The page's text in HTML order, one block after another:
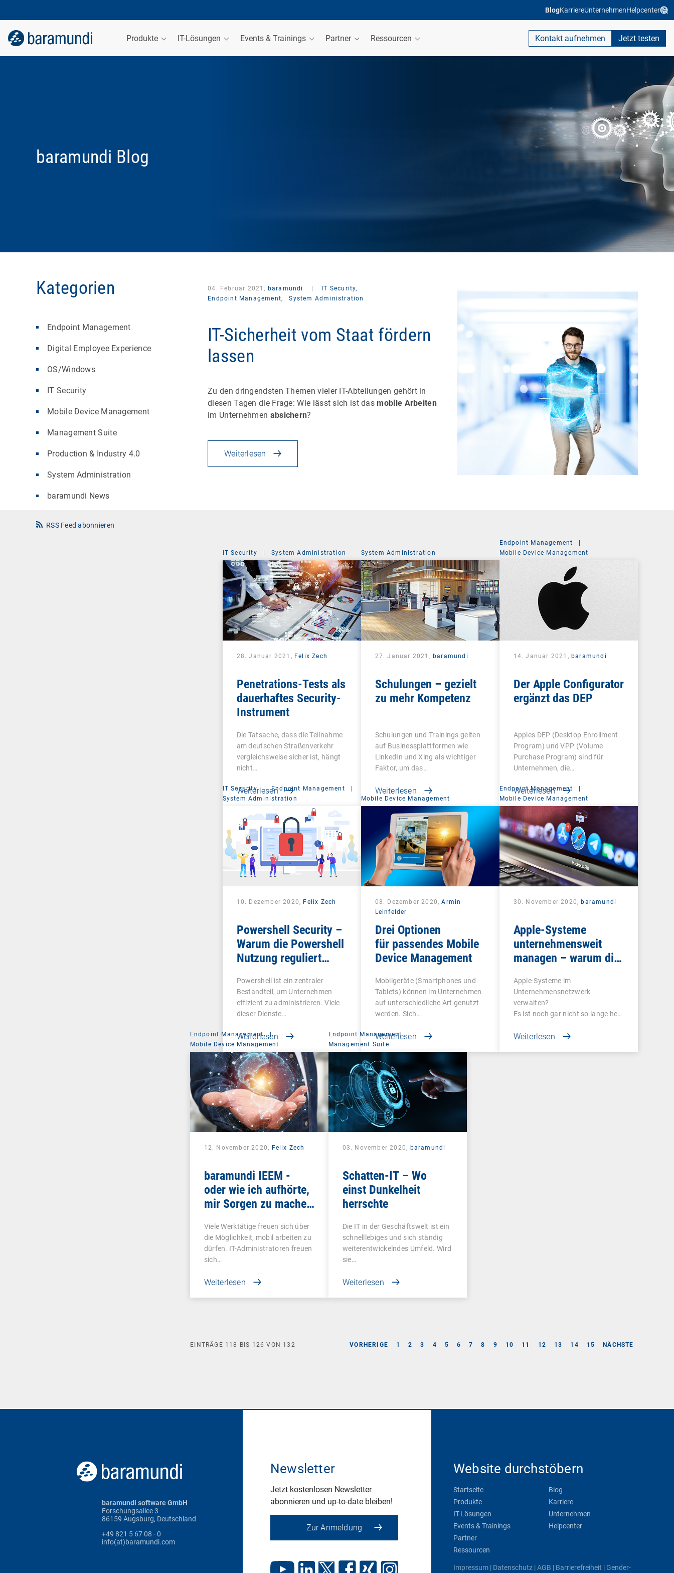
BlogKarriereUnternehmenHelpcenter
Produkte IT-Lösungen Events & Trainings Partner Ressourcen Kontakt aufnehmen Jetzt testen
baramundi Blog
Kategorien
Endpoint Management
Digital Employee Experience
OS/Windows
IT Security
Mobile Device Management
Management Suite
Production & Industry 4.0
System Administration
baramundi News
RSS Feed abonnieren
04. Februar 2021, baramundi
IT Security,
Endpoint Management,
System Administration
IT-Sicherheit vom Staat fördern
lassen
Zu den dringendsten Themen vieler IT-Abteilungen gehört in
diesen Tagen die Frage: Wie lässt sich ist das mobile Arbeiten
im Unternehmen absichern?
Weiterlesen
IT Security | System Administration
28. Januar 2021, Felix Zech
Penetrations-Tests als
dauerhaftes Security-
Instrument
Die Tatsache, dass die Teilnahme
am deutschen Straßenverkehr
vergleichsweise sicher ist, hängt
nicht…
Weiterlesen
System Administration
27. Januar 2021, baramundi
Schulungen – gezielt
zu mehr Kompetenz
Schulungen und Trainings gelten
auf Businessplattformen wie
LinkedIn und Xing als wichtiger
Faktor, um das…
Weiterlesen
Endpoint Management
|
Mobile Device Management
14. Januar 2021, baramundi
Der Apple Configurator
ergänzt das DEP
Apples DEP (Desktop Enrollment
Program) und VPP (Volume
Purchase Program) sind für
Unternehmen, die…
Weiterlesen
IT Security | Endpoint Management
|
System Administration
10. Dezember 2020, Felix Zech
Powershell Security –
Warum die Powershell
Nutzung reguliert
Powershell ist ein zentraler
Bestandteil, um Unternehmen
effizient zu administrieren. Viele
dieser Dienste…
Weiterlesen
Mobile Device Management
08. Dezember 2020,Armin
Leinfelder
Drei Optionen
für passendes Mobile
Device Management
Mobilgeräte (Smartphones und
Tablets) können im Unternehmen
auf unterschiedliche Art genutzt
werden. Sich…
Weiterlesen
Endpoint Management
|
Mobile Device Management
30. November 2020,baramundi
Apple-Systeme
unternehmensweit
managen – warum die
VPP sinnvoll ist
Apple-Systeme im
Unternehmensnetzwerk
verwalten?
Es ist noch gar nicht so lange her,
Weiterlesen
Endpoint Management
|
Mobile Device Management
12. November 2020, Felix Zech
baramundi IEEM -
oder wie ich aufhörte,
mir Sorgen zu machen
liebte
Viele Werktätige freuen sich über
die Möglichkeit, mobil arbeiten zu
dürfen. IT-Administratoren freuen
sich…
Weiterlesen
Endpoint Management
|
Management Suite
03. November 2020, baramundi
Schatten-IT – Wo
einst Dunkelheit
herrschte
Die IT in der Geschäftswelt ist ein
schnelllebiges und sich ständig
weiterentwickelndes Umfeld. Wird
sie…
Weiterlesen
VORHERIGE 1 2 3 4 5 6 7 8 9 10 11 12 13 14 15 NÄCHSTE
EINTRÄGE 118 BIS 126 VON 132
baramundi software GmbH
Forschungsallee 3
86159 Augsburg, Deutschland
+49 821 5 67 08 - 0
info(at)baramundi.com
Newsletter
Jetzt kostenlosen Newsletter
abonnieren und up-to-date bleiben!
Zur Anmeldung
Website durchstöbern
Startseite
Produkte
IT-Lösungen
Events & Trainings
Partner
Ressourcen
Blog
Karriere
Unternehmen
Helpcenter
Impressum| Datenschutz|AGB | Barrierefreiheit | Gender-